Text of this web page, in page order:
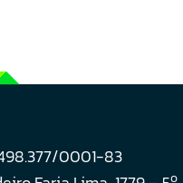
0001-83
o